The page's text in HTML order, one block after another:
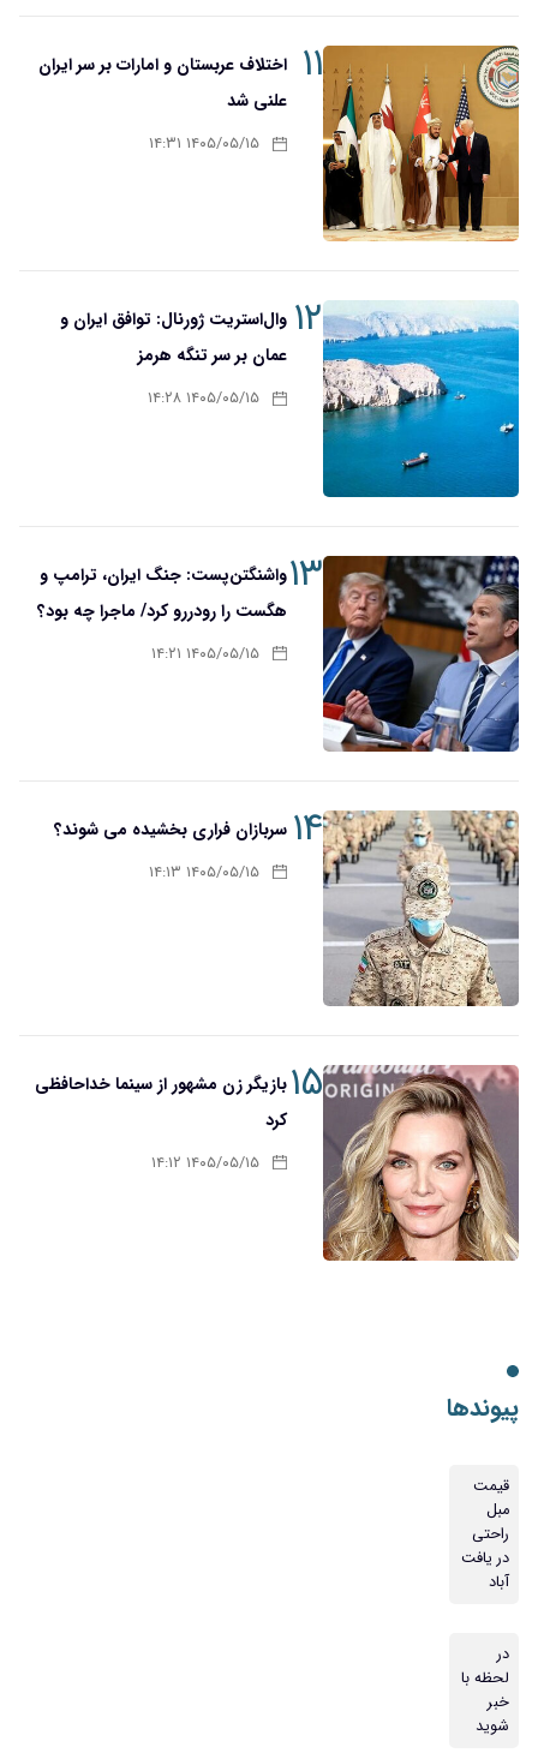
۱۱ اختلاف عربستان و امارات بر سر ایران
علنی شد
۱۴۰۵/۰۵/۱۵ ۱۴:۳۱
۱۲وال‌استریت ژورنال: توافق ایران و
عمان بر سر تنگه هرمز
۱۴۰۵/۰۵/۱۵ ۱۴:۲۸
۱۳واشنگتن‌پست: جنگ ایران، ترامپ و
هگست را رودررو کرد/ ماجرا چه بود؟
۱۴۰۵/۰۵/۱۵ ۱۴:۲۱
۱۴سربازان فراری بخشیده می شوند؟
۱۴۰۵/۰۵/۱۵ ۱۴:۱۳
۱۵بازیگر زن مشهور از سینما خداحافظی
کرد
۱۴۰۵/۰۵/۱۵ ۱۴:۱۲